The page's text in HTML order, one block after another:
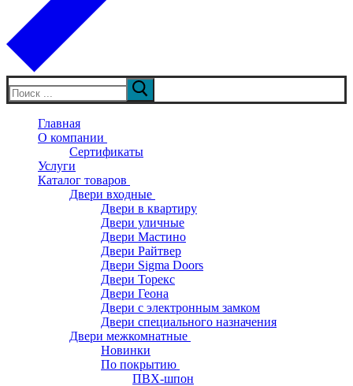
Искать:
Главная
О компании
Сертификаты
Услуги
Каталог товаров
Двери входные
Двери в квартиру
Двери уличные
Двери Мастино
Двери Райтвер
Двери Sigma Doors
Двери Торекс
Двери Геона
Двери с электронным замком
Двери специального назначения
Двери межкомнатные
Новинки
По покрытию
ПВХ-шпон